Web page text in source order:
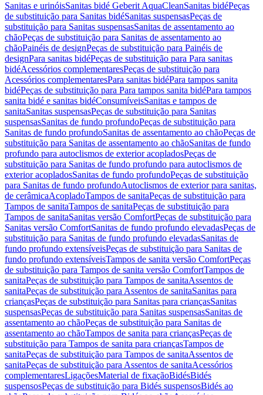
Sanitas e urinóisSanitas bidé Geberit AquaCleanSanitas bidéPeças
de substituição para Sanitas bidéSanitas suspensasPeças de
substituição para Sanitas suspensasSanitas de assentamento ao
chãoPeças de substituição para Sanitas de assentamento ao
chãoPainéis de designPeças de substituição para Painéis de
designPara sanitas bidéPeças de substituição para Para sanitas
bidéAcessórios complementaresPeças de substituição para
Acessórios complementaresPara sanitas bidéPara tampos sanita
bidéPeças de substituição para Para tampos sanita bidéPara tampos
sanita bidé e sanitas bidéConsumíveisSanitas e tampos de
sanitaSanitas suspensasPeças de substituição para Sanitas
suspensasSanitas de fundo profundoPeças de substituição para
Sanitas de fundo profundoSanitas de assentamento ao chãoPeças de
substituição para Sanitas de assentamento ao chãoSanitas de fundo
profundo para autoclismos de exterior acopladosPeças de
substituição para Sanitas de fundo profundo para autoclismos de
exterior acopladosSanitas de fundo profundoPeças de substituição
para Sanitas de fundo profundoAutoclismos de exterior para sanitas,
de cerâmicaAcopladoTampos de sanitaPeças de substituição para
Tampos de sanitaTampos de sanitaPeças de substituição para
Tampos de sanitaSanitas versão ComfortPeças de substituição para
Sanitas versão ComfortSanitas de fundo profundo elevadasPeças de
substituição para Sanitas de fundo profundo elevadasSanitas de
fundo profundo extensíveisPeças de substituição para Sanitas de
fundo profundo extensíveisTampos de sanita versão ComfortPeças
de substituição para Tampos de sanita versão ComfortTampos de
sanitaPeças de substituição para Tampos de sanitaAssentos de
sanitaPeças de substituição para Assentos de sanitaSanitas para
criançasPeças de substituição para Sanitas para criançasSanitas
suspensasPeças de substituição para Sanitas suspensasSanitas de
assentamento ao chãoPeças de substituição para Sanitas de
assentamento ao chãoTampos de sanita para criançasPeças de
substituição para Tampos de sanita para criançasTampos de
sanitaPeças de substituição para Tampos de sanitaAssentos de
sanitaPeças de substituição para Assentos de sanitaAcessórios
complementaresLigaçõesMaterial de fixaçãoBidésBidés
suspensosPeças de substituição para Bidés suspensosBidés ao